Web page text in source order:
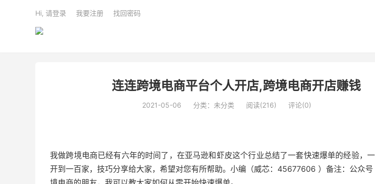
Hi, 请登录 我要注册 找回密码
连连跨境电商平台个人开店,跨境电商开店赚钱
2021-05-06 分类：未分类 阅读(216) 评论(0)
我做跨境电商已经有六年的时间了，在亚马逊和虾皮这个行业总结了一套快速爆单的经验，
开到一百家，技巧分享给大家，希望对您有所帮助。小编（威芯：45677606 ）备注：公众